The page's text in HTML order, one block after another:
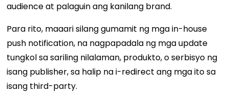
audience at palaguin ang kanilang brand.
Para rito, maaari silang gumamit ng mga in-house
push notification, na nagpapadala ng mga update
tungkol sa sariling nilalaman, produkto, o serbisyo ng
isang publisher, sa halip na i-redirect ang mga ito sa
isang third-party.